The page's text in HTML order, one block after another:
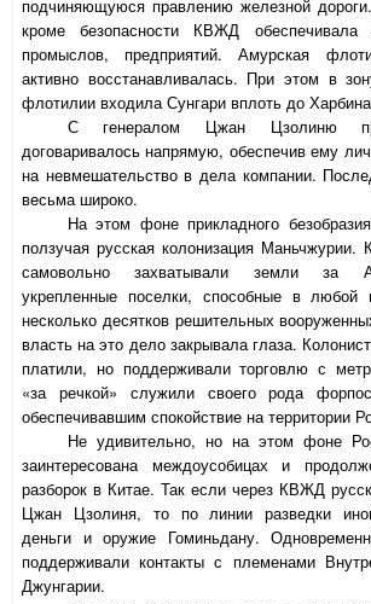
подчиняющуюся правлению железной
кроме безопасности КВЖД обеспечивала
промыслов, предприятий. Амурская
активно восстанавливалась. При этом в
флотилии входила Сунгари вплоть до
С генералом Цжан Цзолиню
договаривалось напрямую, обеспечив ему
на невмешательство в дела компании.
весьма широко.
На этом фоне прикладного
ползучая русская колонизация Маньчжурии.
самовольно захватывали земли за
укрепленные поселки, способные в любой
несколько десятков решительных
власть на это дело закрывала глаза.
платили, но поддерживали торговлю с
«за речкой» служили своего рода
обеспечивавшим спокойствие на территории
Не удивительно, но на этом фоне
заинтересована междоусобицах и
разборок в Китае. Так если через КВЖД
Цжан Цзолиня, то по линии разведки
деньги и оружие Гоминьдану.
поддерживали контакты с племенами
Джунгарии.